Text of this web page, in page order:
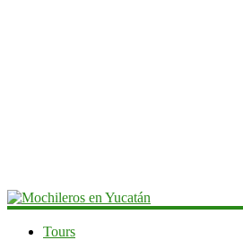
Mochileros
Tours